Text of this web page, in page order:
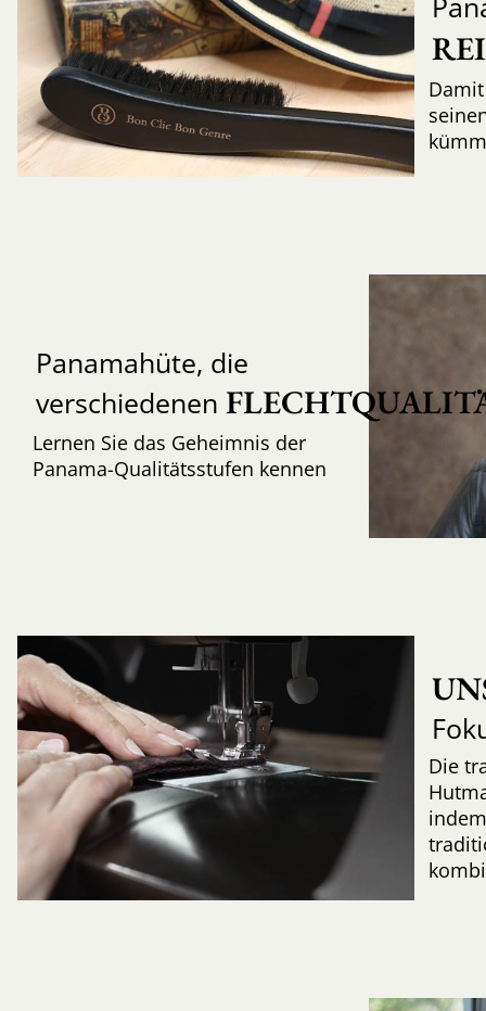
Panamahüte, die
verschiedenen
Lernen Sie das Geheimnis der
Panama-Qualitätsstufen kennen
Die